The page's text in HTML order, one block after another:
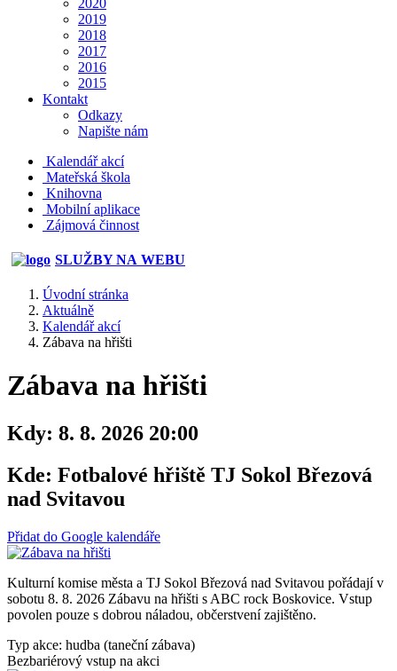
2020
2019
2018
2017
2016
2015
Kontakt
Odkazy
Napište nám
Kalendář akcí
Mateřská škola
Knihovna
Mobilní aplikace
Zájmová činnost
SLUŽBY NA WEBU
Úvodní stránka
Aktuálně
Kalendář akcí
Zábava na hřišti
Zábava na hřišti
Kdy: 8. 8. 2026 20:00
Kde: Fotbalové hřiště TJ Sokol Březová
nad Svitavou
Přidat do Google kalendáře
Kulturní komise města a TJ Sokol Březová nad Svitavou pořádají v
sobotu 8. 8. 2026 Zábavu na hřišti s ABC rock Boskovice. Vstup
povolen pouze s dobrou náladou, občerstvení zajištěno.
Typ akce: hudba (taneční zábava)
Bezbariérový vstup na akci